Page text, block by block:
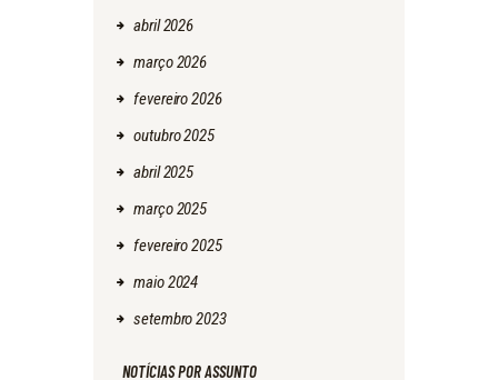
abril2026
março2026
fevereiro2026
outubro2025
abril2025
março2025
fevereiro2025
maio2024
setembro2023
NOTÍCIAS POR ASSUNTO